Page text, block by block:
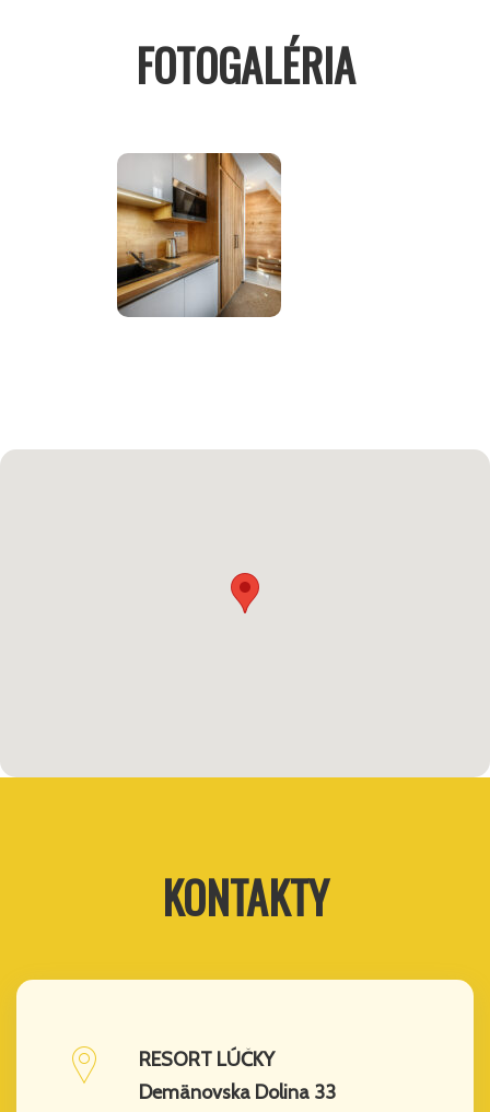
FOTOGALÉRIA
KONTAKTY
RESORT LÚČKY
Demänovska Dolina 33